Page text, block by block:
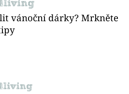
vánoční dárky? Mrkněte